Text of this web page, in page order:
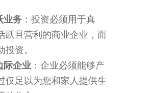
务 ：投资必须用于真
跃且营利的商业企业，而
资。
企业 ：企业必须能够产
仅足以为您和家人提供生